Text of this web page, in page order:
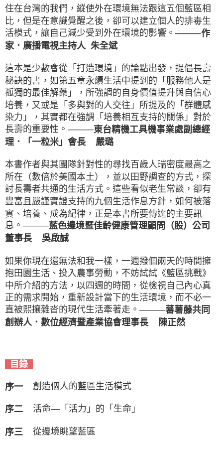
住在台灣的我們，縱使外在環境無法跟這五個藍區相
比，但是在意識覺醒之後，卻可以建立個人的排毒生
活模式，讓自己減少受到外在環境的影響。 ────作
家．廣播電視主持人 朱全斌
這本是少數會從「打造環境」的論點出發，提倡長壽
秘訣的書，如第五章永續生活中提到的「服務他人是
孤獨的最佳解藥」，所強調的自身價值提升與自信心
培養，又或是「多與對的人交往」所提及的「群體感
染力」，其實都在強調「培養相互支持的關係」對於
長壽的重要性。 ────東台精機工具機事業處副總經
理．「一粒米」會長 嚴璐
本書作者與其團隊針對性的尋找百歲人瑞密度最高之
所在（數倍於美國本土），並以田野調查的方式，探
討長壽者共通的生活方式。這些看似老生常談，卻有
豐富且嚴謹實證支持的九個生活作息方針，如何被落
實、培養、成為紀律，正是本書所要傳達的主要訊
息。 ────藍色邊境暨佳齡健康管理顧問（股）公司
董事長 吳啟誠
如果你現在還無法和我一樣，一週撥個兩天的時間擁
抱田園生活、投入農事勞動，不妨試試《藍區挑戰》
中所介紹的方法，以四週的時間，從檢視自己內心真
正的需求開始，重新設計當下的生活環境，而不必一
直被熙攘雜沓的現代生活牽著走。 ────蕃薯藤共同
創辦人．數位經濟暨產業協會理事長 陳正然
目錄
序一 創造個人的藍區生活模式
序二 活命—「活力」的「生命」
序三 從邊境眺望藍區